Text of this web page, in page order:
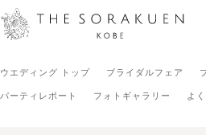
ウエディング トップ ブライダルフェア
パーティレポート フォトギャラリー よ